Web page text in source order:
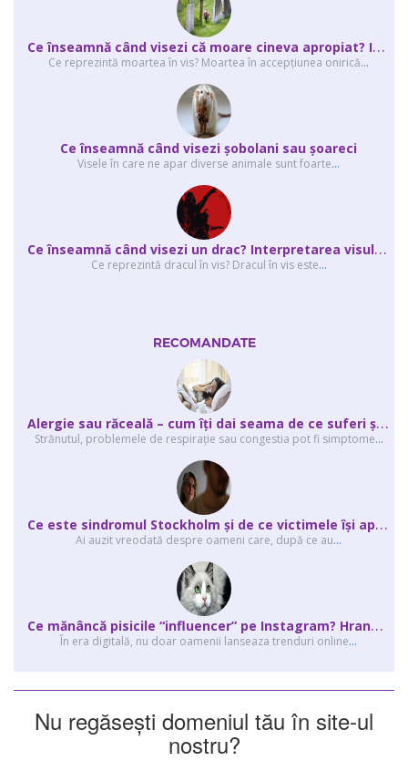
C
e înseamnă când visezi că moare cineva apropiat? Interpretarea visului în ...
Ce reprezintă moartea în vis? Moartea în accepţiunea onirică...
Ce înseamnă când visezi şobolani sau şoareci
Visele în care ne apar diverse animale sunt foarte...
C
e înseamnă când visezi un drac? Interpretarea visului în care apar unul sau...
Ce reprezintă dracul în vis? Dracul în vis este...
RECOMANDATE
A
lergie sau răceală – cum îţi dai seama de ce suferi și de ce conteaz...
Strănutul, problemele de respirație sau congestia pot fi simptome...
C
e este sindromul Stockholm și de ce victimele își apără agresorii.
Ai auzit vreodată despre oameni care, după ce au...
C
e mănâncă pisicile “influencer” pe Instagram? Hrana lor virală
În era digitală, nu doar oamenii lanseaza trenduri online...
Nu regăsești domeniul tău în site-ul
nostru?